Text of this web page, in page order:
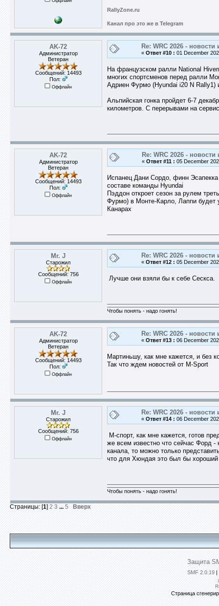
RallyZone.ru
Канал про это же в Telegram
AK-72
Администратор
Ветеран
Сообщений: 14493
Пол:
Оффлайн
Re: WRC 2026 - новости
« Ответ #10 : 01 December
На французском ралли National
многих спортсменов перед ралли
Адриен Фурмо (Hyundai i20 N Rally1)
Альпийская гонка пройдет 6-7
километров. С перерывами на
AK-72
Администратор
Ветеран
Сообщений: 14493
Пол:
Оффлайн
Re: WRC 2026 - новости
« Ответ #11 : 05 December
Испанец Дани Сордо, финн
составе команды Hyundai
Пэддон откроет сезон за рулем
Фурмо) в Монте-Карло, Лаппи будет
Канарах
Mr. J
Старожил
Сообщений: 756
Оффлайн
Re: WRC 2026 - новости
« Ответ #12 : 05 December
Лучше они взяли бы к себе Сескса.
Чтобы понять - надо гонять!
AK-72
Администратор
Ветеран
Сообщений: 14493
Пол:
Оффлайн
Re: WRC 2026 - новости
« Ответ #13 : 06 December
Мартиньшу, как мне кажется, и без
Так что ждем новостей от M-Sport
Mr. J
Старожил
Сообщений: 756
Оффлайн
Re: WRC 2026 - новости
« Ответ #14 : 06 December
М-спорт, как мне кажется, готов
же всем известно что сейчас Форд -
канала, то можно только
что для Хюндая это был бы хороший
Чтобы понять - надо гонять!
Страницы: [1] 2 3 ... 5 Вверх
Защита
SMF 2.0.19 |
Страница